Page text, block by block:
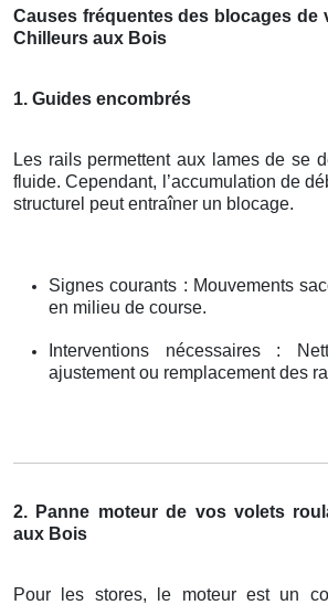
Causes fréquentes des blocages de
Chilleurs aux Bois
1. Guides encombrés
Les rails permettent aux lames de se
fluide. Cependant, l’accumulation de
structurel peut entraîner un blocage.
Signes courants : Mouvements
en milieu de course.
Interventions nécessaires :
ajustement ou remplacement des
2. Panne moteur de vos volets
aux Bois
Pour les stores, le moteur est un